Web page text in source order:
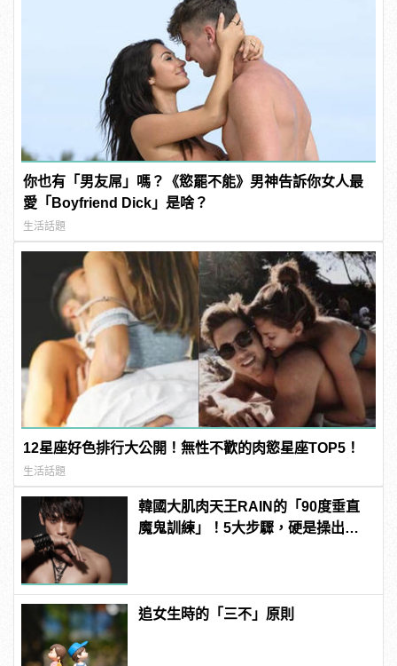
你也有「男友屌」嗎？《慾罷不能》男神告訴你女人最
愛「Boyfriend Dick」是啥？
生活話題
12星座好色排行大公開！無性不歡的肉慾星座TOP5！
生活話題
韓國大肌肉天王RAIN的「90度垂直
魔鬼訓練」！5大步驟，硬是操出你
追女生時的「三不」原則